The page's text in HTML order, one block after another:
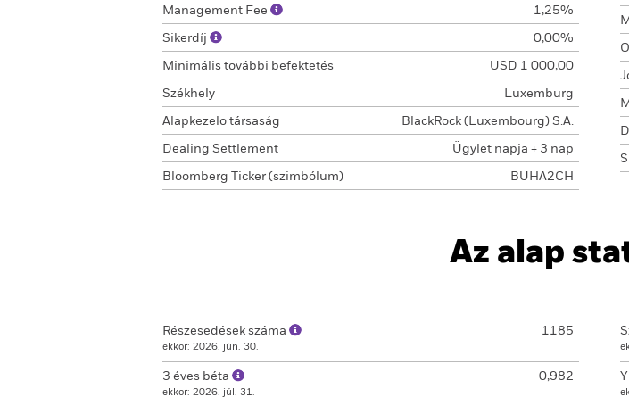
Management Fee 1,25%
Sikerdíj 0,00%
Minimális további befektetés USD 1 000,00
Székhely Luxemburg
Alapkezelo társaság BlackRock (Luxembourg) S.A.
Dealing Settlement Ügylet napja + 3 nap
Bloomberg Ticker (szimbólum) BUHA2CH
Az alap
Részesedések száma
ekkor: 2026. jún. 30.
1185
3 éves béta
ekkor: 2026. júl. 31.
0,982